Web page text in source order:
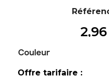
Couleur
Offre tarifaire :